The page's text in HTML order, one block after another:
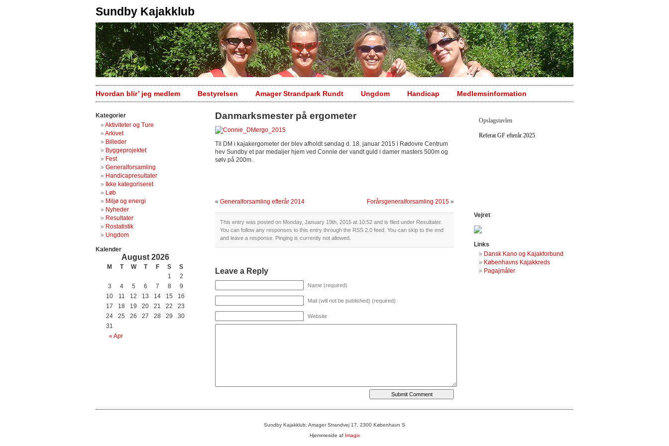
Sundby Kajakklub
Hvordan blir’ jeg medlem Bestyrelsen Amager Strandpark Rundt Ungdom Handicap Medlemsinformation
Kategorier
Aktiviteter og Ture
Arkivet
Billeder
Byggeprojektet
Fest
Generalforsamling
Handicapresultater
Ikke kategoriseret
Løb
Miljø og energi
Nyheder
Resultater
Rostatistik
Ungdom
Kalender
August 2026
M T W T F S S
« Apr
1
2
3
4 5 6 7 8
9
10
11 12 13 14 15
16
17
18 19 20 21 22
23
24
25 26 27 28 29
30
31
Danmarksmester på ergometer
Til DM i kajakergometer der blev afholdt søndag d. 18. januar 2015 i Rødovre Centrum
hev Sundby et par medaljer hjem ved Connie der vandt guld i damer masters 500m og
sølv på 200m.
« Generalforsamling efterår 2014 Forårsgeneralforsamling 2015 »
This entry was posted on Monday, January 19th, 2015 at 10:52 and is filed under Resultater.
You can follow any responses to this entry through the RSS 2.0 feed. You can skip to the end
and leave a response. Pinging is currently not allowed.
Leave a Reply
Name (required)
Mail (will not be published) (required)
Website
Opslagstavlen
Referat GF efterår 2025
Vejret
Links
Dansk Kano og Kajakforbund
Københavns Kajakkreds
Pagajmåler
Sundby Kajakklub, Amager Strandvej 17, 2300 København S
Hjemmeside af Imagix